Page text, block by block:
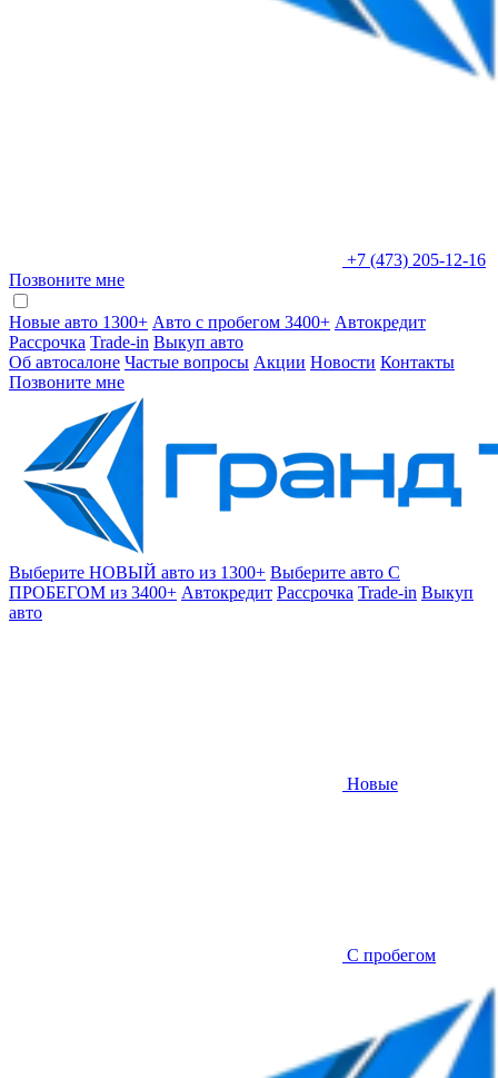
+7 (473) 205-12-16
Позвоните мне
Новые авто 1300+ Авто с пробегом 3400+ Автокредит
Рассрочка Trade-in Выкуп авто
Об автосалоне Частые вопросы Акции Новости Контакты
Позвоните мне
Выберите НОВЫЙ авто из 1300+ Выберите авто С
ПРОБЕГОМ из 3400+ Автокредит Рассрочка Trade-in Выкуп
авто
Новые
С пробегом